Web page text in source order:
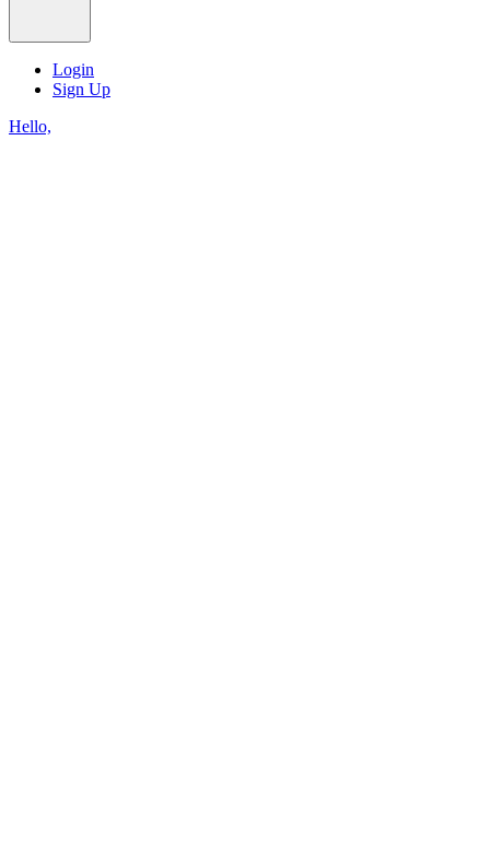
Login
Sign Up
Hello,